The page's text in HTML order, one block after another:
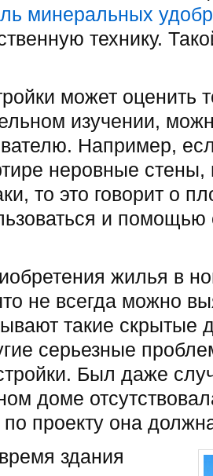
минеральных
технику.
может оценить
изучении,
Например,
неровные стены,
то это говорит о
и помощью
жилья в
не всегда можно
такие скрытые
серьезные
Был даже
доме
по проекту она
здания